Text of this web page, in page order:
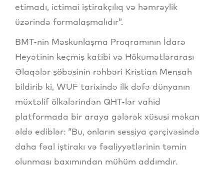
etimadı, ictimai iştirakçılıq və həmrəylik
üzərində formalaşmalıdır”.
BMT-nin Məskunlaşma Proqramının İdarə
Heyətinin keçmiş katibi və Hökumətlərarası
Əlaqələr şöbəsinin rəhbəri Kristian Mensah
bildirib ki, WUF tarixində ilk dəfə dünyanın
müxtəlif ölkələrindən QHT-lər vahid
platformada bir araya gələrək xüsusi məkan
əldə ediblər: “Bu, onların sessiya çərçivəsində
daha fəal iştirakı və fəaliyyətlərinin təmin
olunması baxımından mühüm addımdır.